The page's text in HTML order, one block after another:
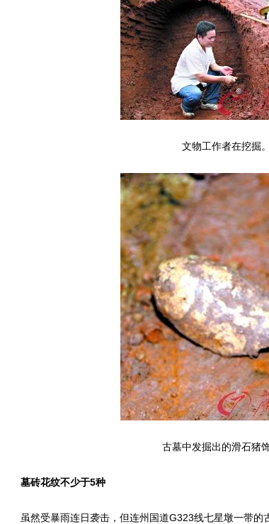
文物工作者在挖掘。
古墓中发掘出的滑石猪饰
墓砖花纹不少于5种
虽然受暴雨连日袭击，但连州国道G323线七星墩一带的